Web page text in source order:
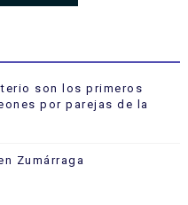
son los primeros
por parejas de la
Zumárraga